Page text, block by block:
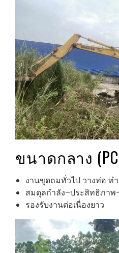
ขนาดกลาง
งานขุดถมทั่วไป วางท่อ ท
สมดุลกำลัง–ประสิทธิภาพ
รองรับงานต่อเนื่องยาว